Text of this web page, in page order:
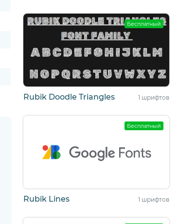
Бесплатный
Rubik Doodle Triangles 1 шрифтов
Бесплатный
Rubik Lines 1 шрифтов